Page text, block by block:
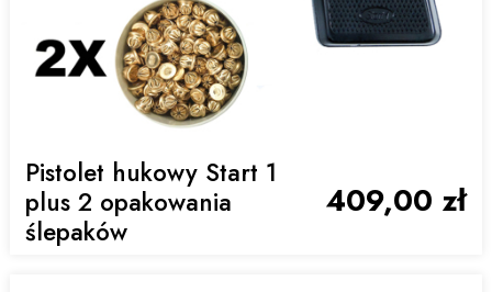
Pistolet hukowy Start 1
plus 2 opakowania
ślepaków
409,00 zł